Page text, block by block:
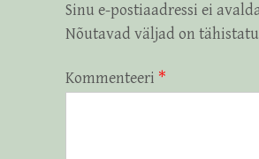
Sinu e-postiaadressi ei
Nõutavad väljad on
Kommenteeri *